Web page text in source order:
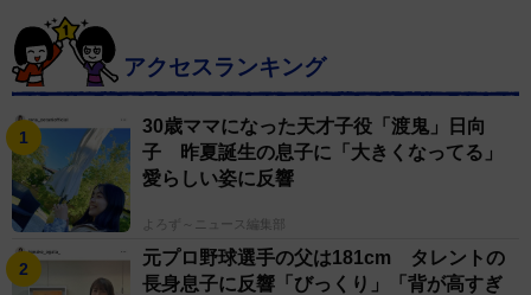
アクセスランキング
30歳ママになった天才子役「渡鬼」日向
子 昨夏誕生の息子に「大きくなってる」
愛らしい姿に反響
よろず～ニュース編集部
元プロ野球選手の父は181cm タレントの
長身息子に反響「びっくり」「背が高すぎ